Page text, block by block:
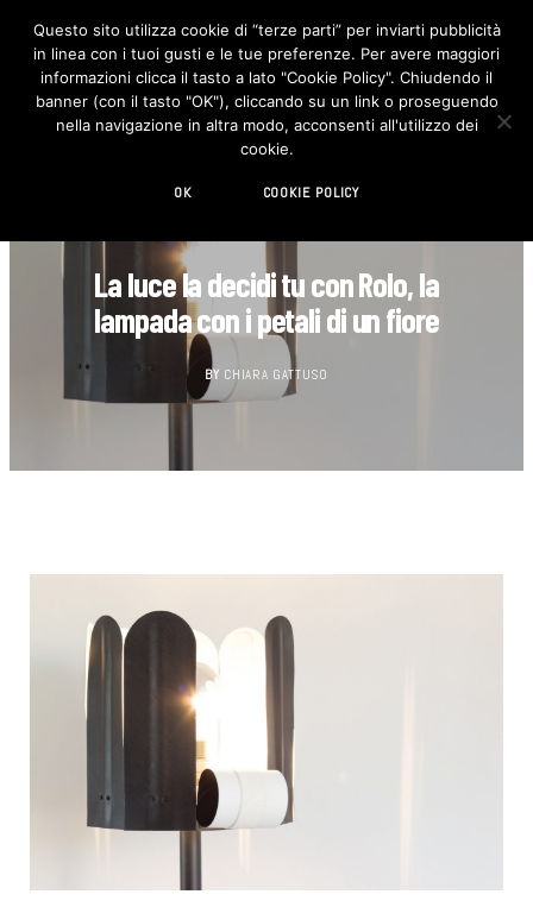
F
c
e
b
o
I
n
s
t
La luce la decidi tu con Rolo, la
lampada con i petali di un fiore
BY CHIARA GATTUSO
Questo sito utilizza cookie di “terze parti” per inviarti pubblicità
in linea con i tuoi gusti e le tue preferenze. Per avere maggiori
informazioni clicca il tasto a lato "Cookie Policy". Chiudendo il
banner (con il tasto "OK"), cliccando su un link o proseguendo
nella navigazione in altra modo, acconsenti all'utilizzo dei
cookie.
OK COOKIE POLICY